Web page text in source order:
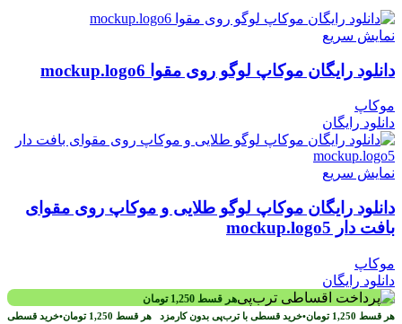
نمایش سریع
دانلود رایگان موکاپ لوگو روی مقوا mockup.logo6
موکاپ
دانلود رایگان
نمایش سریع
دانلود رایگان موکاپ لوگو طلایی و موکاپ روی مقوای
بافت دار mockup.logo5
موکاپ
دانلود رایگان
هر قسط 1,250 تومان
هر قسط 1,250 تومان•خرید قسطی با ترب‌پی بدون کارمزد هر قسط 1,250 تومان•خرید قسطی